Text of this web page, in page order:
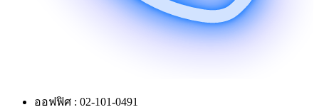
ออฟฟิศ : 02-101-0491